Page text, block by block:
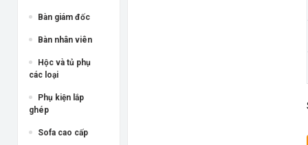
Bàn giám đốc
Bàn nhân viên
Hộc và tủ phụ
các loại
Phụ kiện lắp
ghép
Sofa cao cấp